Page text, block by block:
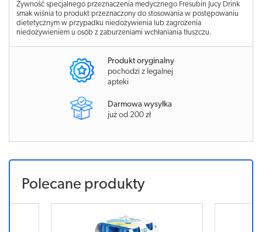
Żywność specjalnego przeznaczenia medycznego Fresubin Jucy Drink
smak wiśnia to produkt przeznaczony do stosowania w postępowaniu
dietetycznym w przypadku niedożywienia lub zagrożenia
niedożywieniem u osób z zaburzeniami wchłaniania tłuszczu.
Produkt oryginalny
pochodzi z legalnej
apteki
Darmowa wysyłka
już od 200 zł
Polecane produkty